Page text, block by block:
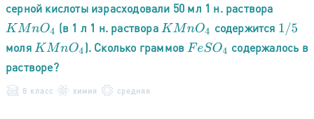
серной кислоты израсходовали 50 мл 1 н. раствора
KMnO4 (в 1 л 1 н. раствораKMnO4 содержится 1/5
моляKMnO4 ). Сколько граммов FeSO4
содержалось в
растворе?
8 класс химия средняя